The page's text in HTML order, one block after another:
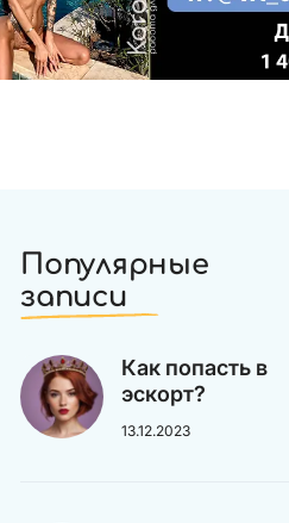
Популярные
записи
Как попасть в
эскорт?
13.12.2023